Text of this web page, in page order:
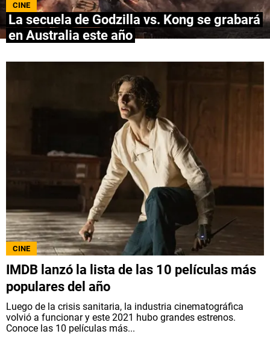
CINE
La secuela de Godzilla vs. Kong se grabará
en Australia este año
CINE
IMDB lanzó la lista de las 10 películas más
populares del año
Luego de la crisis sanitaria, la industria cinematográfica
volvió a funcionar y este 2021 hubo grandes estrenos.
Conoce las 10 películas más...